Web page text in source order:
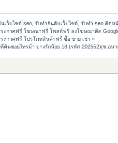
เว็บไซต์ seo, รับทำอันดับเว็บไซต์, รับทำ seo ติดห
ระกาศฟรี โฆษณาฟรี โพสต์ฟรี ลงโฆษณาติด
ระกาศฟรี โปรโมทสินค้าฟรี ซื้อ ขาย เช่า »
ดินซอยไทรม้า บางรักน้อย 18 (รหัส 202552)(ซ.อน